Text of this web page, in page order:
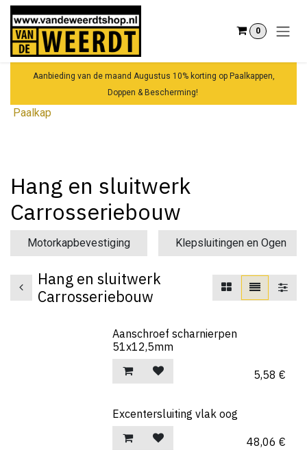
Overslaan naar inhoud
0
Aanbieding van de maand Augustus 10% korting op Paalkappen,
Doppen & Bescherming!
Paalkap
Hang en sluitwerk
Carrosseriebouw
Motorkapbevestiging Klepsluitingen en Ogen
Hang en sluitwerk
Carrosseriebouw
Aanschroef scharnierpen
51x12,5mm
5,58 €
Excentersluiting vlak oog
48,06 €